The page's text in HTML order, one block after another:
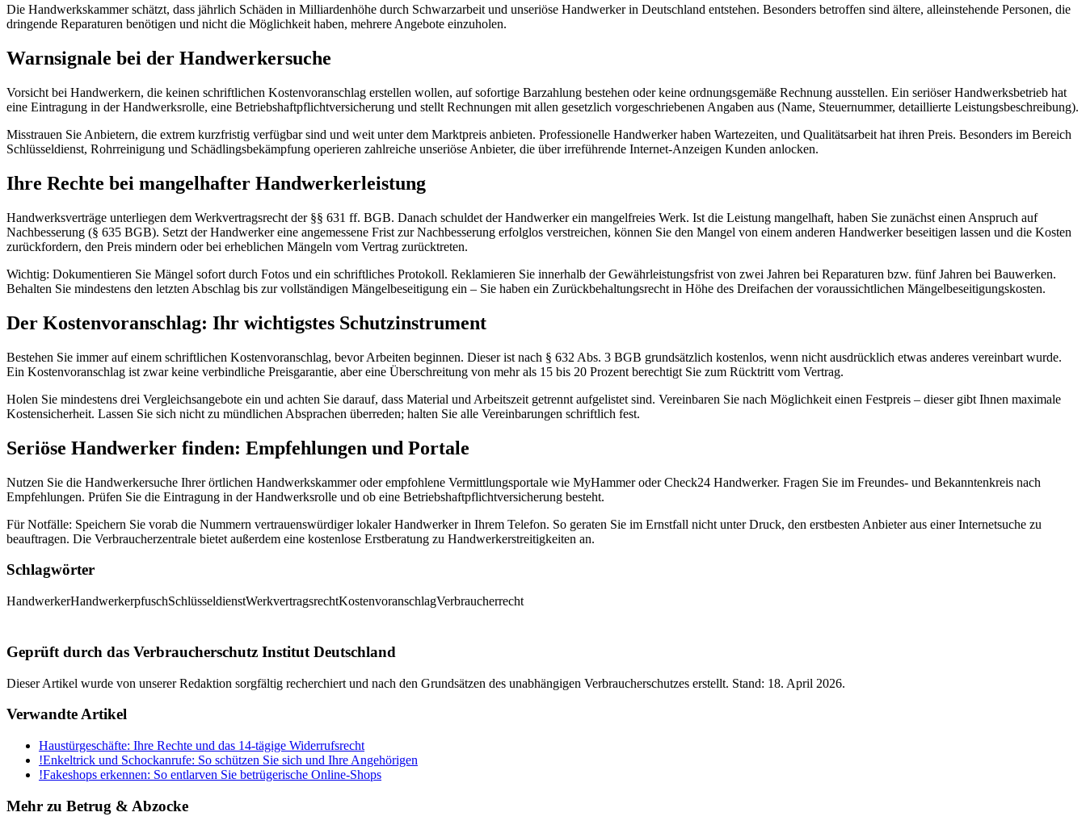
Die Handwerkskammer schätzt, dass jährlich Schäden in Milliardenhöhe durch Schwarzarbeit und unseriöse Handwerker in Deutschland entstehen. Besonders betroffen sind ältere, alleinstehende Personen, die
dringende Reparaturen benötigen und nicht die Möglichkeit haben, mehrere Angebote einzuholen.
Warnsignale bei der Handwerkersuche
Vorsicht bei Handwerkern, die keinen schriftlichen Kostenvoranschlag erstellen wollen, auf sofortige Barzahlung bestehen oder keine ordnungsgemäße Rechnung ausstellen. Ein seriöser Handwerksbetrieb hat
eine Eintragung in der Handwerksrolle, eine Betriebshaftpflichtversicherung und stellt Rechnungen mit allen gesetzlich vorgeschriebenen Angaben aus (Name, Steuernummer, detaillierte Leistungsbeschreibung).
Misstrauen Sie Anbietern, die extrem kurzfristig verfügbar sind und weit unter dem Marktpreis anbieten. Professionelle Handwerker haben Wartezeiten, und Qualitätsarbeit hat ihren Preis. Besonders im Bereich
Schlüsseldienst, Rohrreinigung und Schädlingsbekämpfung operieren zahlreiche unseriöse Anbieter, die über irreführende Internet-Anzeigen Kunden anlocken.
Ihre Rechte bei mangelhafter Handwerkerleistung
Handwerksverträge unterliegen dem Werkvertragsrecht der §§ 631 ff. BGB. Danach schuldet der Handwerker ein mangelfreies Werk. Ist die Leistung mangelhaft, haben Sie zunächst einen Anspruch auf
Nachbesserung (§ 635 BGB). Setzt der Handwerker eine angemessene Frist zur Nachbesserung erfolglos verstreichen, können Sie den Mangel von einem anderen Handwerker beseitigen lassen und die Kosten
zurückfordern, den Preis mindern oder bei erheblichen Mängeln vom Vertrag zurücktreten.
Wichtig: Dokumentieren Sie Mängel sofort durch Fotos und ein schriftliches Protokoll. Reklamieren Sie innerhalb der Gewährleistungsfrist von zwei Jahren bei Reparaturen bzw. fünf Jahren bei Bauwerken.
Behalten Sie mindestens den letzten Abschlag bis zur vollständigen Mängelbeseitigung ein – Sie haben ein Zurückbehaltungsrecht in Höhe des Dreifachen der voraussichtlichen Mängelbeseitigungskosten.
Der Kostenvoranschlag: Ihr wichtigstes Schutzinstrument
Bestehen Sie immer auf einem schriftlichen Kostenvoranschlag, bevor Arbeiten beginnen. Dieser ist nach § 632 Abs. 3 BGB grundsätzlich kostenlos, wenn nicht ausdrücklich etwas anderes vereinbart wurde.
Ein Kostenvoranschlag ist zwar keine verbindliche Preisgarantie, aber eine Überschreitung von mehr als 15 bis 20 Prozent berechtigt Sie zum Rücktritt vom Vertrag.
Holen Sie mindestens drei Vergleichsangebote ein und achten Sie darauf, dass Material und Arbeitszeit getrennt aufgelistet sind. Vereinbaren Sie nach Möglichkeit einen Festpreis – dieser gibt Ihnen maximale
Kostensicherheit. Lassen Sie sich nicht zu mündlichen Absprachen überreden; halten Sie alle Vereinbarungen schriftlich fest.
Seriöse Handwerker finden: Empfehlungen und Portale
Nutzen Sie die Handwerkersuche Ihrer örtlichen Handwerkskammer oder empfohlene Vermittlungsportale wie MyHammer oder Check24 Handwerker. Fragen Sie im Freundes- und Bekanntenkreis nach
Empfehlungen. Prüfen Sie die Eintragung in der Handwerksrolle und ob eine Betriebshaftpflichtversicherung besteht.
Für Notfälle: Speichern Sie vorab die Nummern vertrauenswürdiger lokaler Handwerker in Ihrem Telefon. So geraten Sie im Ernstfall nicht unter Druck, den erstbesten Anbieter aus einer Internetsuche zu
beauftragen. Die Verbraucherzentrale bietet außerdem eine kostenlose Erstberatung zu Handwerkerstreitigkeiten an.
Schlagwörter
HandwerkerHandwerkerpfuschSchlüsseldienstWerkvertragsrechtKostenvoranschlagVerbraucherrecht
Geprüft durch das Verbraucherschutz Institut Deutschland
Dieser Artikel wurde von unserer Redaktion sorgfältig recherchiert und nach den Grundsätzen des unabhängigen Verbraucherschutzes erstellt. Stand: 18. April 2026.
Verwandte Artikel
Haustürgeschäfte: Ihre Rechte und das 14-tägige Widerrufsrecht
!Enkeltrick und Schockanrufe: So schützen Sie sich und Ihre Angehörigen
!Fakeshops erkennen: So entlarven Sie betrügerische Online-Shops
Mehr zu Betrug & Abzocke